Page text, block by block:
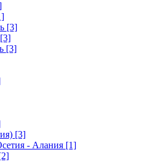
[3]
[3]
[3]
- Алания [1]